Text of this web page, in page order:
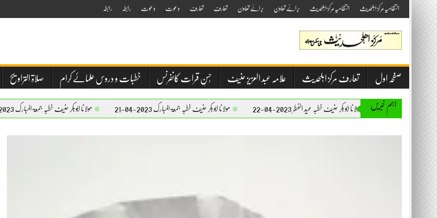
Skip
to
content
انتظامیہ مرکز اہلحدیث انتظامیہ مرکز اہلحدیث برائے تعاون برائے تعاون تعارف تعارف دعوت دعوت رابطہ رابطہ
صفحہ اول تعارف مرکز اہلحدیث علامہ عبد العزیز حنیف حُسنِ قرات کانفرنس خطبات و دروس علمائے کرام صلاۃ التراویح
اہم خبریں
مولانا ابوبکر حنیف خطبہ عید الفطر 2023-04-22 مولانا ابوبکر حنیف خطبہ جمعۃ المبارک 2023-04-21 مولانا ابوبکر حنیف خطبہ جمعۃ المبارک 2023-04-21